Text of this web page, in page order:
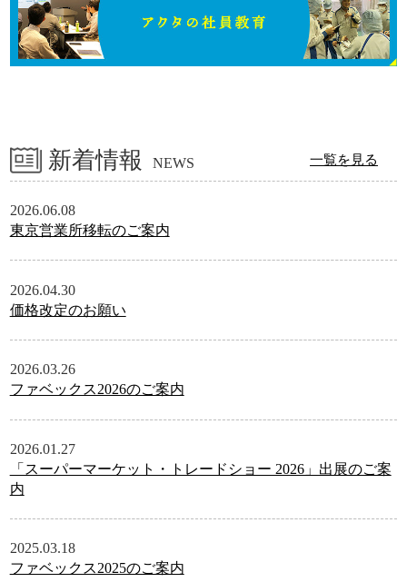
新着情報 NEWS 一覧を見る
2026.06.08
東京営業所移転のご案内
2026.04.30
価格改定のお願い
2026.03.26
ファベックス2026のご案内
2026.01.27
「スーパーマーケット・トレードショー 2026」出展のご案
内
2025.03.18
ファベックス2025のご案内